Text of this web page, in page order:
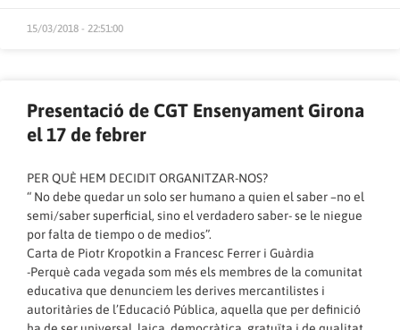
15/03/2018 - 22:51:00
Presentació de CGT Ensenyament Girona
el 17 de febrer
PER QUÈ HEM DECIDIT ORGANITZAR-NOS?
“ No debe quedar un solo ser humano a quien el saber –no el
semi/saber superficial, sino el verdadero saber- se le niegue
por falta de tiempo o de medios”.
Carta de Piotr Kropotkin a Francesc Ferrer i Guàrdia
-Perquè cada vegada som més els membres de la comunitat
educativa que denunciem les derives mercantilistes i
autoritàries de l’Educació Pública, aquella que per definició